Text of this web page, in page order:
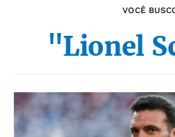
VOCÊ
"Lionel